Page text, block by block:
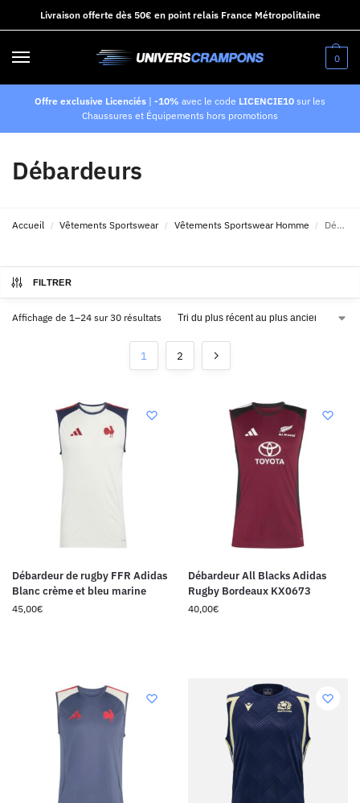
Livraison offerte dès 50€ en point relais France Métropolitaine
0
Offre exclusive Licenciés | -10% avec le code LICENCIE10 sur les
Chaussures et Équipements hors promotions
Débardeurs
Accueil / Vêtements Sportswear / Vêtements Sportswear Homme / Débardeurs
FILTRER
Affichage de 1–24 sur 30 résultats
1 2
Débardeur de rugby FFR Adidas
Blanc crème et bleu marine
45,00€
Débardeur All Blacks Adidas
Rugby Bordeaux KX0673
40,00€